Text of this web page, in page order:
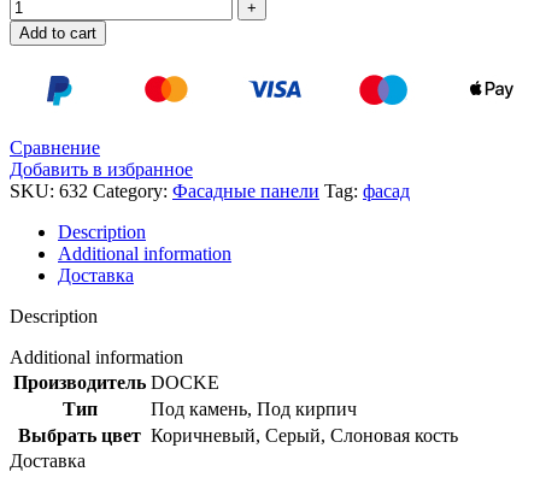
Add to cart
Сравнение
Добавить в избранное
SKU: 632 Category: Фасадные панели Tag: фасад
Description
Additional information
Доставка
Description
Additional information
Производитель DOCKE
Тип
Под камень, Под кирпич
Выбрать цвет Коричневый, Серый, Слоновая кость
Доставка